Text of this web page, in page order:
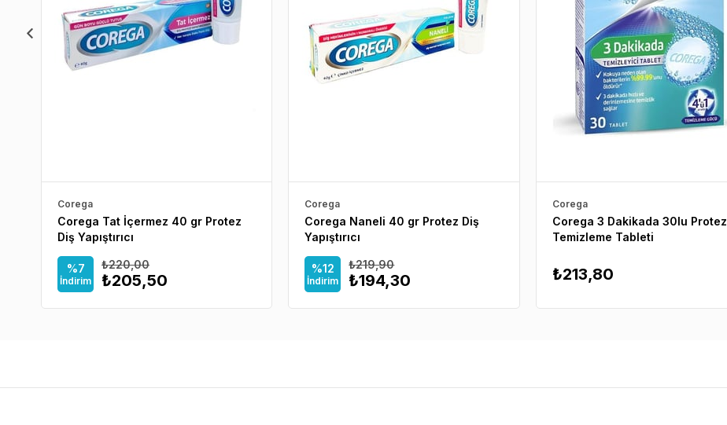
Corega
Corega Tat İçermez 40 gr Protez
Diş Yapıştırıcı
%7
İndirim ₺205,50
₺220,00
Corega
Corega Naneli 40 gr Protez Diş
Yapıştırıcı
%12
İndirim ₺194,30
₺219,90
Corega
Corega 3 Dakikada 30lu Protez
Temizleme Tableti
₺213,80